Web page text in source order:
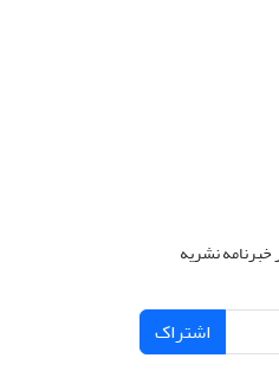
خبرنامه نشریه
اشتراک